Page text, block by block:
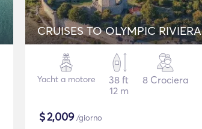
CRUISES TO OLYMPIC RIVIERA
Yacht a motore
38 ft
12 m
8 Crociera
$2,009/giorno